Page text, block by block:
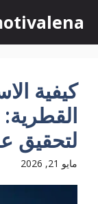
إلى
المحتوى
كيفية
لتحقيق
مايو 21, 2026